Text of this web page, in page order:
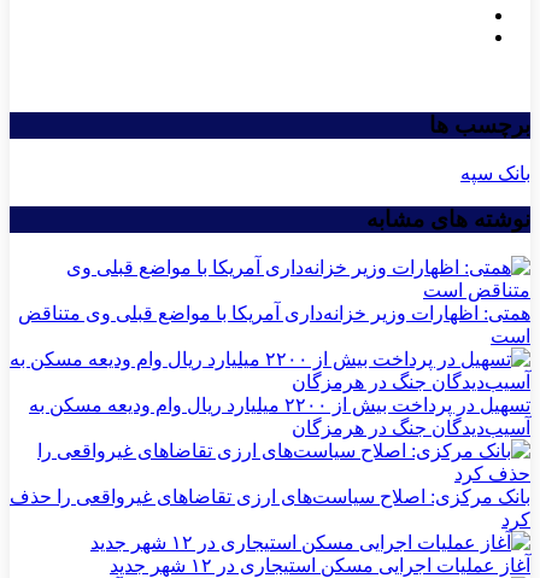
برچسب ها
بانک سپه
نوشته های مشابه
همتی: اظهارات وزیر خزانه‌داری آمریکا با مواضع قبلی وی متناقض
است
تسهیل در پرداخت بیش از ۲۲۰۰ میلیارد ریال وام ودیعه مسکن به
آسیب‌دیدگان جنگ در هرمزگان
بانک مرکزی: اصلاح سیاست‌های ارزی تقاضاهای غیرواقعی را حذف
کرد
آغاز عملیات اجرایی مسکن استیجاری در ۱۲ شهر جدید